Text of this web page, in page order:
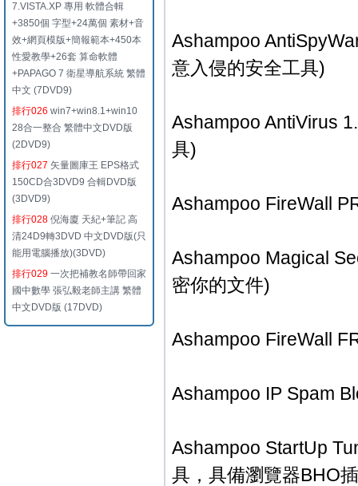
7.VISTA.XP 專用 軟體合輯
+3850個 字型+24萬個 素材+音
效+網頁模版+簡報範本+450本
性愛教學+26套 算命軟體
+PAPAGO 7 衛星導航系統 繁體
中文 (7DVD9)
排行026 win7+win8.1+win10
28合一整合 繁體中文DVD版
(2DVD9)
排行027 矢量圖庫王 EPS格式
150CD合3DVD9 合輯DVD版
(3DVD9)
排行028 倪海廈 天紀+筆記 高
清24D9轉3DVD 中文DVD版(只
能用電腦播放)(3DVD)
排行029 一次把補教名師帶回家
國中數學 張弘毅老師主講 繁體
中文DVD版 (17DVD)
Ashampoo
意入侵的安全工具)
Ashampoo AntiVirus
具)
Ashampoo FireWall
Ashampoo Magical
密你的文件)
Ashampoo FireWall
Ashampoo IP Spam
Ashampoo StartUp
具，具備瀏覽器BHO